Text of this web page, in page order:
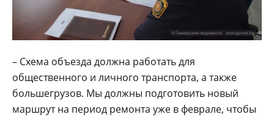
– Схема объезда должна работать для
общественного и личного транспорта, а также
большегрузов. Мы должны подготовить новый
маршрут на период ремонта уже в феврале, чтобы